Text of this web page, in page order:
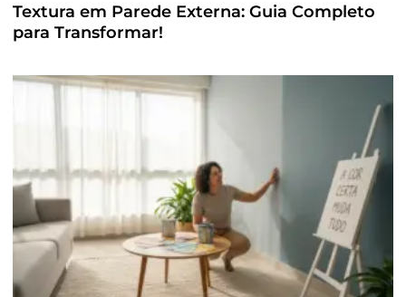
Textura em Parede Externa: Guia Completo
para Transformar!